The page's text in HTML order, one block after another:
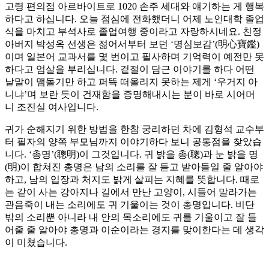
고령 편의점 아르바이트로 1020 손주 세대와 얘기하는 게 행복
하다고 하십니다. 오늘 점심에 전화했더니 어제 노인대학 졸업
식을 마치고 부석사로 졸업여행 중이라고 자랑하시네요. 친정
아버지 박성옥 선생은 젊어서부터 보던 ‘명심보감’(明心寶鑑)
이며 일본어 교과서를 몇 번이고 필사하며 기억력이 예전만 못
하다고 엄살을 부리십니다. 겉절이 담근 이야기를 하다 어떤
낱말이 맴돌기만 하고 퍼뜩 떠올리지 못하는 제게 ‘우거지 아
니냐’며 보란 듯이 건재함을 증명해내시는 분이 바로 시어머
니 조진실 여사입니다.
귀가 순해지기 위한 방법을 한참 궁리하던 차에 김형석 교수부
터 필자의 양쪽 부모님까지 이야기하다 보니 공통점을 찾았습
니다. ‘총명’(聰明)이 그것입니다. 귀 밝을 총(聰)과 눈 밝을 명
(明)이 합쳐진 총명은 남의 소리를 잘 듣고 받아들일 줄 알아야
하고, 남의 입장과 처지도 밝게 살피는 지혜를 뜻합니다. 때로
는 같이 사는 강아지나 길에서 만난 고양이, 시들어 말라가는
관음죽이 내는 소리에도 귀 기울이는 것이 총명입니다. 비단
밖의 소리뿐 아니라 내 안의 목소리에도 귀를 기울이고 잘 들
어줄 줄 알아야 총명과 이순이라는 경지를 맞이한다는 데 생각
이 미쳤습니다.